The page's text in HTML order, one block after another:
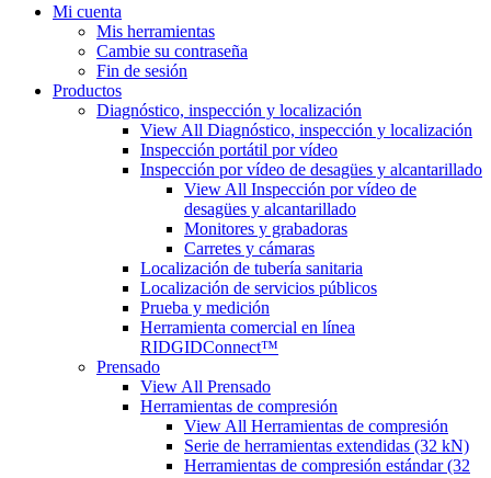
Mi cuenta
Mis herramientas
Cambie su contraseña
Fin de sesión
Productos
Diagnóstico, inspección y localización
View All Diagnóstico, inspección y localización
Inspección portátil por vídeo
Inspección por vídeo de desagües y alcantarillado
View All Inspección por vídeo de
desagües y alcantarillado
Monitores y grabadoras
Carretes y cámaras
Localización de tubería sanitaria
Localización de servicios públicos
Prueba y medición
Herramienta comercial en línea
RIDGIDConnect™
Prensado
View All Prensado
Herramientas de compresión
View All Herramientas de compresión
Serie de herramientas extendidas (32 kN)
Herramientas de compresión estándar (32